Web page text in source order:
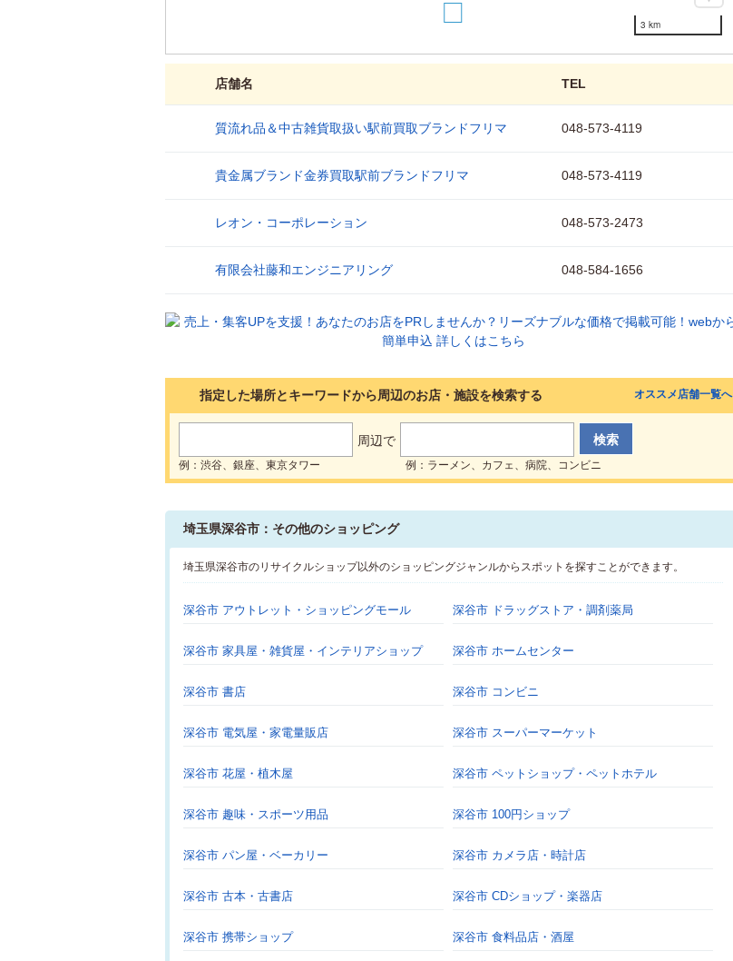
4
3 km
店舗名 TEL
質流れ品＆中古雑貨取扱い駅前買取ブランドフリマ 048-573-4119
貴金属ブランド金券買取駅前ブランドフリマ 048-573-4119
レオン・コーポレーション 048-573-2473
有限会社藤和エンジニアリング 048-584-1656
指定した場所とキーワードから周辺のお店・施設を検索する
周辺で
例：渋谷、銀座、東京タワー 例：ラーメン、カフェ、病院、コンビニ
オススメ店舗一覧へ
埼玉県深谷市：その他のショッピング
埼玉県深谷市のリサイクルショップ以外のショッピングジャンルからスポットを探すことができます。
深谷市 アウトレット・ショッピングモール 深谷市 ドラッグストア・調剤薬局
深谷市 家具屋・雑貨屋・インテリアショップ 深谷市 ホームセンター
深谷市 書店 深谷市 コンビニ
深谷市 電気屋・家電量販店 深谷市 スーパーマーケット
深谷市 花屋・植木屋 深谷市 ペットショップ・ペットホテル
深谷市 趣味・スポーツ用品 深谷市 100円ショップ
深谷市 パン屋・ベーカリー 深谷市 カメラ店・時計店
深谷市 古本・古書店 深谷市 CDショップ・楽器店
深谷市 携帯ショップ 深谷市 食料品店・酒屋